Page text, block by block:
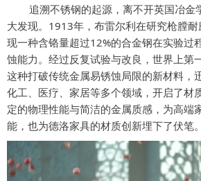
追溯不锈钢的起源，离不开英国冶金
大发现。1913年，布雷尔利在研究枪膛
现一种含铬量超过12%的合金钢在实验过
蚀能力。经过反复试验与改良，世界上第
这种打破传统金属易锈蚀局限的新材料，
化工、医疗、家居等多个领域，开启了材
定的物理性能与简洁的金属质感，为高端
能，也为德洛家具的材质创新埋下了伏笔。